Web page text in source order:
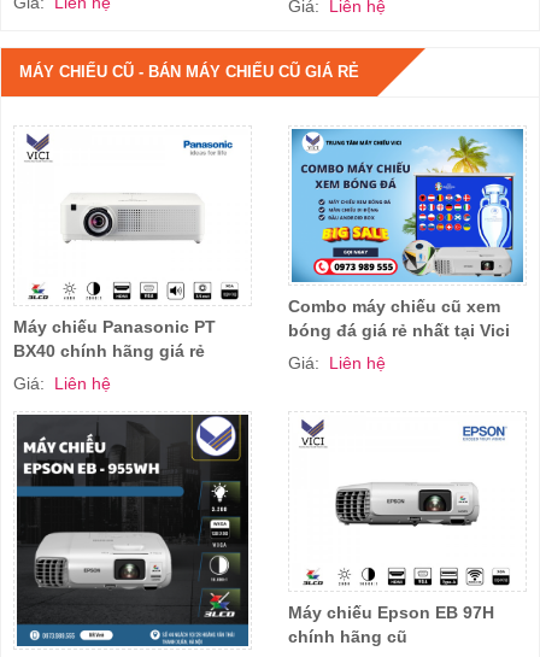
Giá: Liên hệ
MÁY CHIẾU CŨ - BÁN MÁY CHIẾU CŨ GIÁ RẺ
Máy chiếu Panasonic PT
BX40 chính hãng giá rẻ
Giá: Liên hệ
Combo máy chiếu cũ xem
bóng đá giá rẻ nhất tại Vici
Giá: Liên hệ
Máy chiếu Epson EB 97H
chính hãng cũ